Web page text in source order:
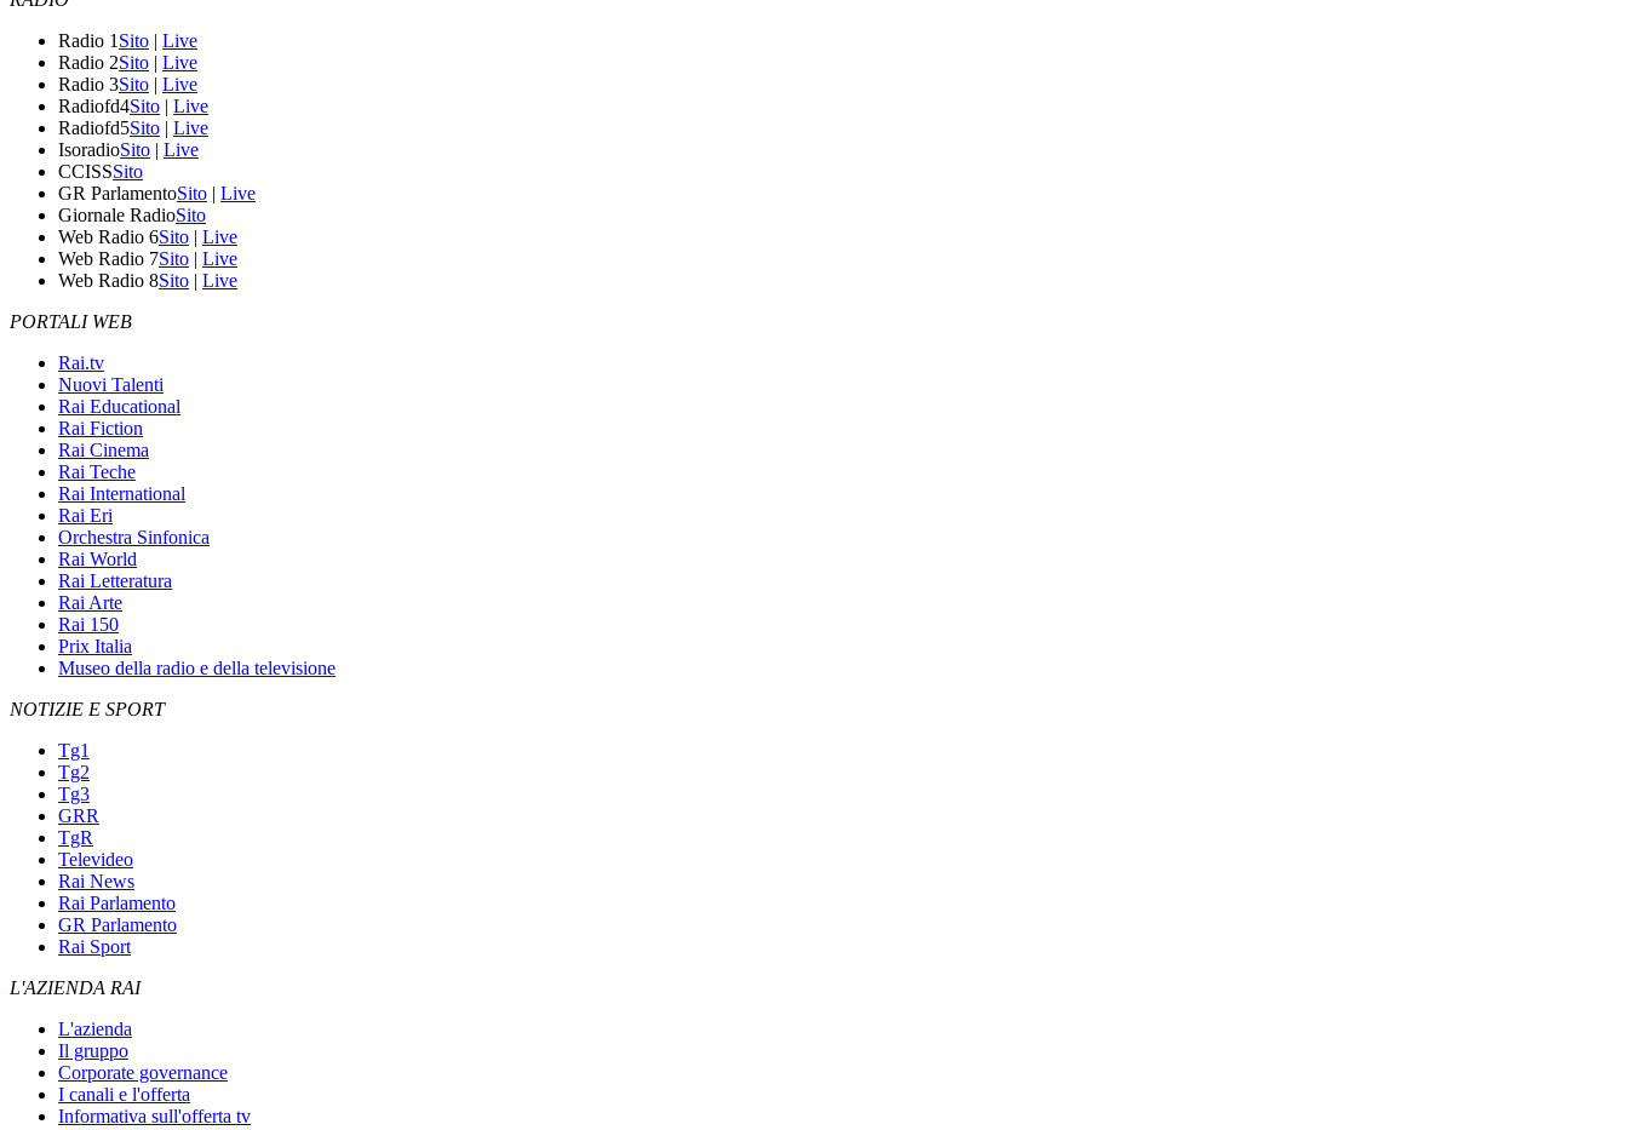
Radio 1 Sito | Live
Radio 2Sito | Live
Radio 3Sito | Live
Radiofd4Sito | Live
Radiofd5Sito | Live
IsoradioSito | Live
CCISSSito
GR ParlamentoSito | Live
Giornale RadioSito
Web Radio 6Sito | Live
Web Radio 7Sito | Live
Web Radio 8Sito | Live
PORTALI WEB
Rai.tv
Nuovi Talenti
Rai Educational
Rai Fiction
Rai Cinema
Rai Teche
Rai International
Rai Eri
Orchestra Sinfonica
Rai World
Rai Letteratura
Rai Arte
Rai 150
Prix Italia
Museo della radio e della televisione
NOTIZIE E SPORT
Tg1
Tg2
Tg3
GRR
TgR
Televideo
Rai News
Rai Parlamento
GR Parlamento
Rai Sport
L'AZIENDA RAI
L'azienda
Il gruppo
Corporate governance
I canali e l'offerta
Informativa sull'offerta tv